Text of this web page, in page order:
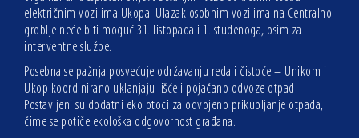
električnim vozilima Ukopa. Ulazak osobnim vozilima na Centralno
groblje neće biti moguć 31. listopada i 1. studenoga, osim za
interventne službe.
Posebna se pažnja posvećuje održavanju reda i čistoće – Unikom i
Ukop koordinirano uklanjaju lišće i pojačano odvoze otpad.
Postavljeni su dodatni eko otoci za odvojeno prikupljanje otpada,
čime se potiče ekološka odgovornost građana.